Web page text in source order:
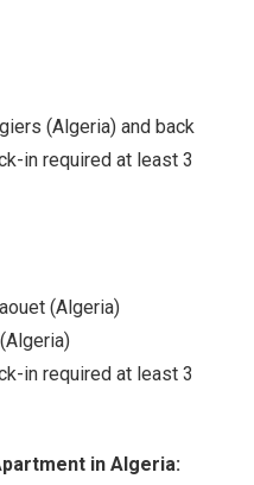
(Algeria) and back
in required at least 3
(Algeria)
in required at least 3
in Algeria: